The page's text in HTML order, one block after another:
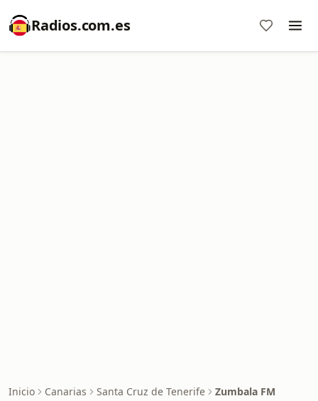
Radios.com.es
Inicio Canarias Santa Cruz de Tenerife Zumbala FM